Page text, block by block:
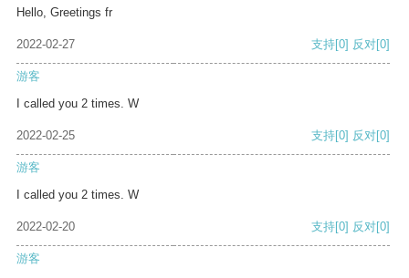
Hello, Greetings fr
2022-02-27 支持[0] 反对[0]
游客
I called you 2 times. W
2022-02-25 支持[0] 反对[0]
游客
I called you 2 times. W
2022-02-20 支持[0] 反对[0]
游客